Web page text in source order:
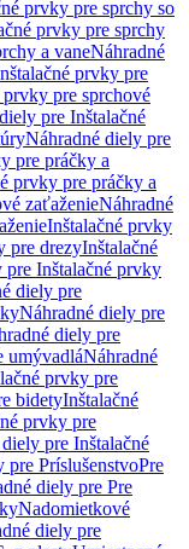
prvky pre sprchy so
prvky pre sprchy
a vaneNáhradné
prvky pre
pre sprchové
pre Inštalačné
Náhradné diely pre
pre práčky a
prvky pre práčky a
zaťaženieNáhradné
Inštalačné prvky
pre drezyInštalačné
pre Inštalačné prvky
diely pre
Náhradné diely pre
diely pre
umývadláNáhradné
prvky pre
bidetyInštalačné
prvky pre
pre Inštalačné
pre PríslušenstvoPre
diely pre Pre
Nadomietkové
diely pre